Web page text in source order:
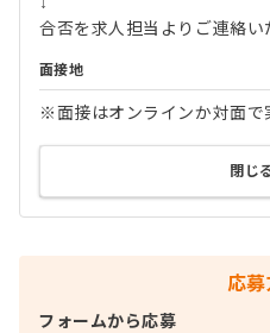
合否を求人担当よりご連絡い
面接地
※面接はオンラインか対面で
閉じ
応
フォームから応募